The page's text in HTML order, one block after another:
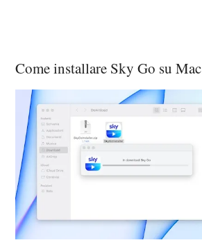
Come installare Sky Go su Mac